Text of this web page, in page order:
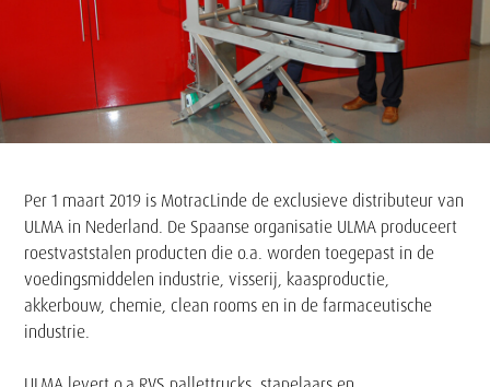
Tekst
Per 1 maart 2019 is MotracLinde de exclusieve distributeur van
ULMA in Nederland. De Spaanse organisatie ULMA produceert
roestvaststalen producten die o.a. worden toegepast in de
voedingsmiddelen industrie, visserij, kaasproductie,
akkerbouw, chemie, clean rooms en in de farmaceutische
industrie.